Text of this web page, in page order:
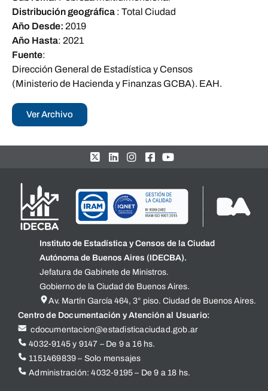
Distribución geográfica : Total Ciudad
Año Desde: 2019
Año Hasta: 2021
Fuente:
Dirección General de Estadística y Censos
(Ministerio de Hacienda y Finanzas GCBA). EAH.
Ver Archivo
Instituto de Estadística y Censos de la Ciudad
Autónoma de Buenos Aires (IDECBA).
Jefatura de Gabinete de Ministros.
Gobierno de la Ciudad de Buenos Aires.
Av. Martín García 464, 3° piso. Ciudad de Buenos Aires.
Centro de Documentación y Atención al Usuario:
cdocumentacion@estadisticaciudad.gob.ar
4032-9145 y 9147 – De 9 a 16 hs.
1151469839 – Solo mensajes
Administración: 4032-9195 – De 9 a 18 hs.